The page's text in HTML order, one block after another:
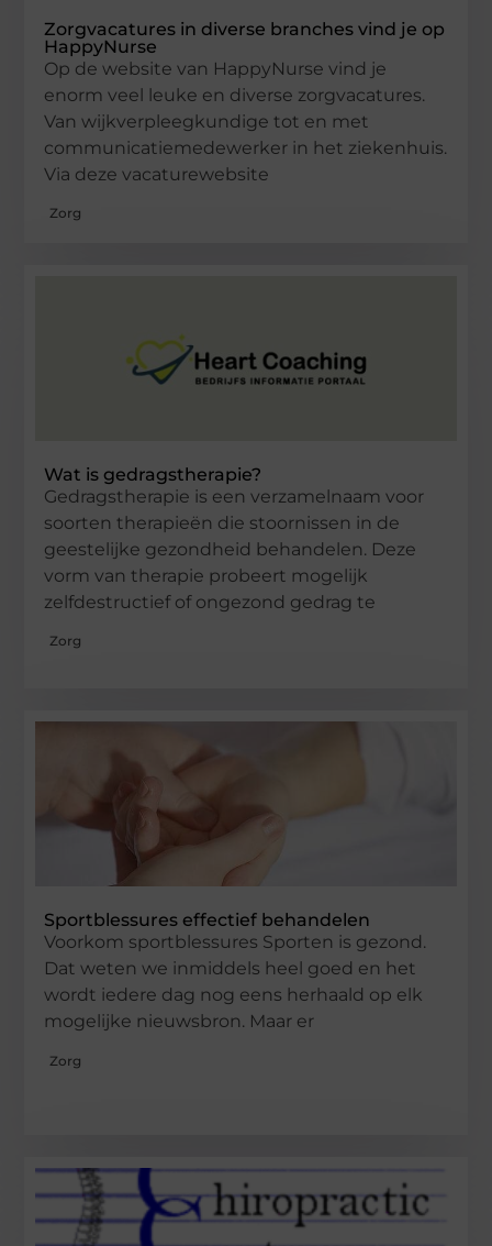
Zorgvacatures in diverse branches vind je op
HappyNurse
Op de website van HappyNurse vind je
enorm veel leuke en diverse zorgvacatures.
Van wijkverpleegkundige tot en met
communicatiemedewerker in het ziekenhuis.
Via deze vacaturewebsite
Zorg
Wat is gedragstherapie?
Gedragstherapie is een verzamelnaam voor
soorten therapieën die stoornissen in de
geestelijke gezondheid behandelen. Deze
vorm van therapie probeert mogelijk
zelfdestructief of ongezond gedrag te
Zorg
Sportblessures effectief behandelen
Voorkom sportblessures Sporten is gezond.
Dat weten we inmiddels heel goed en het
wordt iedere dag nog eens herhaald op elk
mogelijke nieuwsbron. Maar er
Zorg